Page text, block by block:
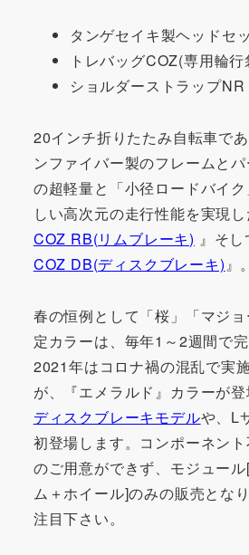
タンゲセイキ製ヘッドセ
トレバッグCOZ(専用輪行
ショルダーストラップNR
20インチ折りたたみ自転車で
ンファイバー製のフレームと
の超軽量と「小径ロードバイ
しい高次元の走行性能を実現
COZ RB(リムブレーキ) 』そし
COZ DB(ディスクブレーキ)』。
春の恒例として「桜」「マジ
定カラーは、毎年1～2週間で完
2021年はコロナ禍の混乱で実
が、『エメラルド』カラーが
ディスクブレーキモデルや、L
初登場します。コンポーネン
のご用意ができず、モジュー
ム＋ホイール]のみの販売とな
注目下さい。